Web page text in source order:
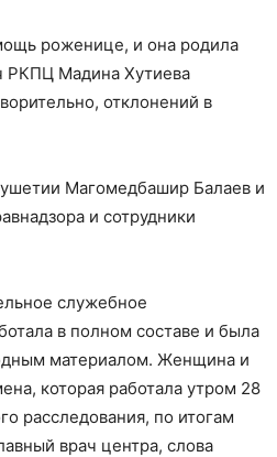
роженице, и она родила
РКПЦ Мадина Хутиева
отклонений в
Магомедбашир Балаев и
и сотрудники
служебное
в полном составе и была
материалом. Женщина и
которая работала утром 28
расследования, по итогам
врач центра, слова